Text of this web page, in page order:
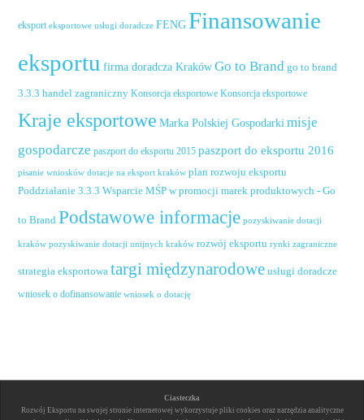
eksport eksportowe usługi doradcze FENG Finansowanie
eksportu firma doradcza Kraków Go to Brand go to brand
3.3.3 handel zagraniczny Konsorcja eksportowe Konsorcja eksportowe
Kraje eksportowe Marka Polskiej Gospodarki misje
gospodarcze paszport do eksportu 2015 paszport do eksportu 2016
pisanie wniosków dotacje na eksport kraków plan rozwoju eksportu
Poddziałanie 3.3.3 Wsparcie MŚP w promocji marek produktowych - Go
to Brand Podstawowe informacje pozyskiwanie dotacji
kraków pozyskiwanie dotacji unijnych kraków rozwój eksportu rynki zagraniczne
strategia eksportowa targi międzynarodowe usługi doradcze
wniosek o dofinansowanie wniosek o dotację
Ciasteczka
Rozwój Eksportu na swojej stronie internetowej wykorzystuje pliki cookies oraz narzędzia analityczne